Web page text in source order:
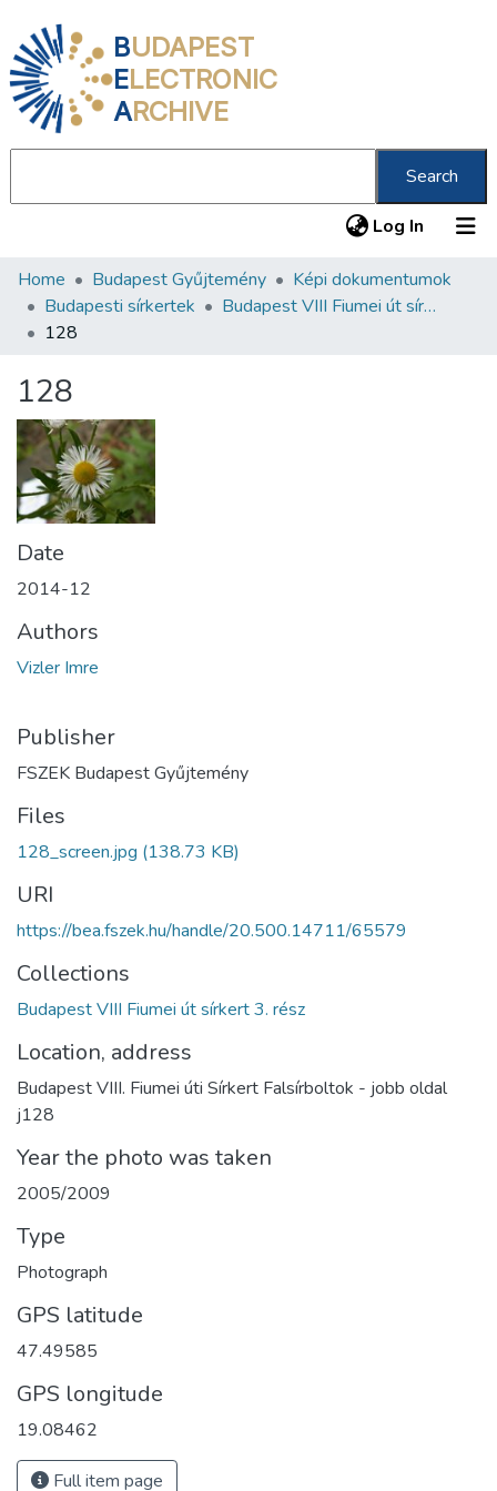
BUDAPEST
ELECTRONIC
ARCHIVE
Search
Log In (current)
Communities & Collections
All of DSpace
About us
Home Budapest Gyűjtemény
Képi dokumentumok
Budapesti sírkertek
Budapest VIII Fiumei út sírkert 3. rész
128
128
Date
2014-12
Authors
Vizler Imre
Publisher
FSZEK Budapest Gyűjtemény
Files
128_screen.jpg (138.73 KB)
URI
https://bea.fszek.hu/handle/20.500.14711/65579
Collections
Budapest VIII Fiumei út sírkert 3. rész
Location, address
Budapest VIII. Fiumei úti Sírkert Falsírboltok - jobb oldal
j128
Year the photo was taken
2005/2009
Type
Photograph
GPS latitude
47.49585
GPS longitude
19.08462
Full item page